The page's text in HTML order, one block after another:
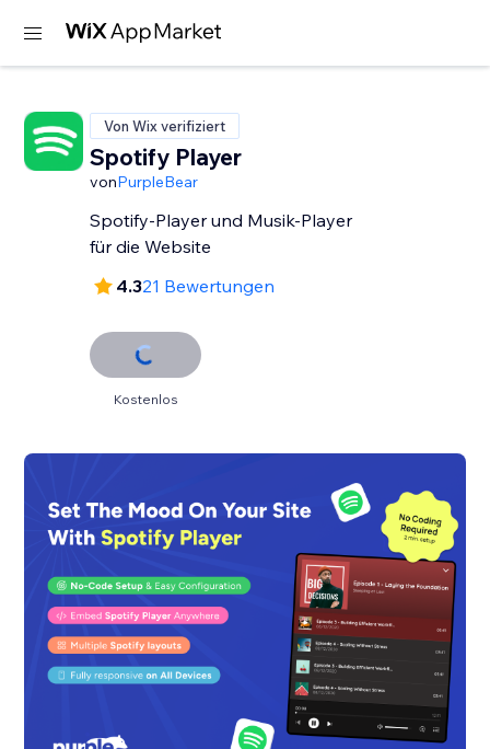
Von Wix verifiziert
Spotify Player
vonPurpleBear
Spotify-Player und Musik-Player
für die Website
4.321 Bewertungen
Kostenlos